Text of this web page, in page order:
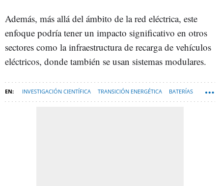
Además, más allá del ámbito de la red eléctrica, este
enfoque podría tener un impacto significativo en otros
sectores como la infraestructura de recarga de vehículos
eléctricos, donde también se usan sistemas modulares.
INVESTIGACIÓN CIENTÍFICA TRANSICIÓN ENERGÉTICA BATERÍAS